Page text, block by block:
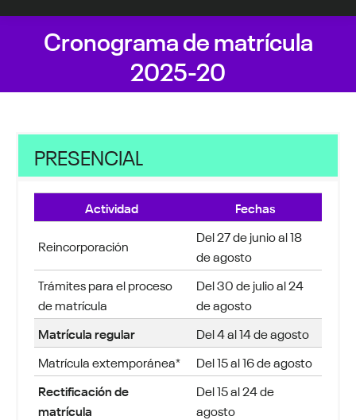
Cronograma de matrícula
2025-20
PRESENCIAL
Actividad
Fechas
Reincorporación
Del 27 de junio al 18
de agosto
Trámites para el proceso
de matrícula
Del 30 de julio al 24
de agosto
Matrícula regular
Del 4 al 14 de agosto
Matrícula extemporánea*
Del 15 al 16 de agosto
Rectificación de
matrícula
Del 15 al 24 de
agosto